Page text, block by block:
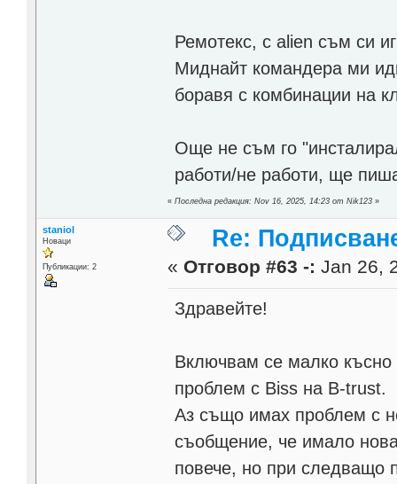
Ремотекс, с alien съм си
Миднайт командера ми
боравя с комбинации на
Още не съм го
работи/не работи, ще
«Последна редакция: Nov 16, 2025, 14:23 от Nik123 »
staniol
Новаци
Публикации: 2
Re:
« Отговор #63 -: Jan 26,
Здравейте!
Включвам се малко късно
проблем с Biss на B-trust.
Аз също имах проблем с
съобщение, че имало
повече, но при следващо